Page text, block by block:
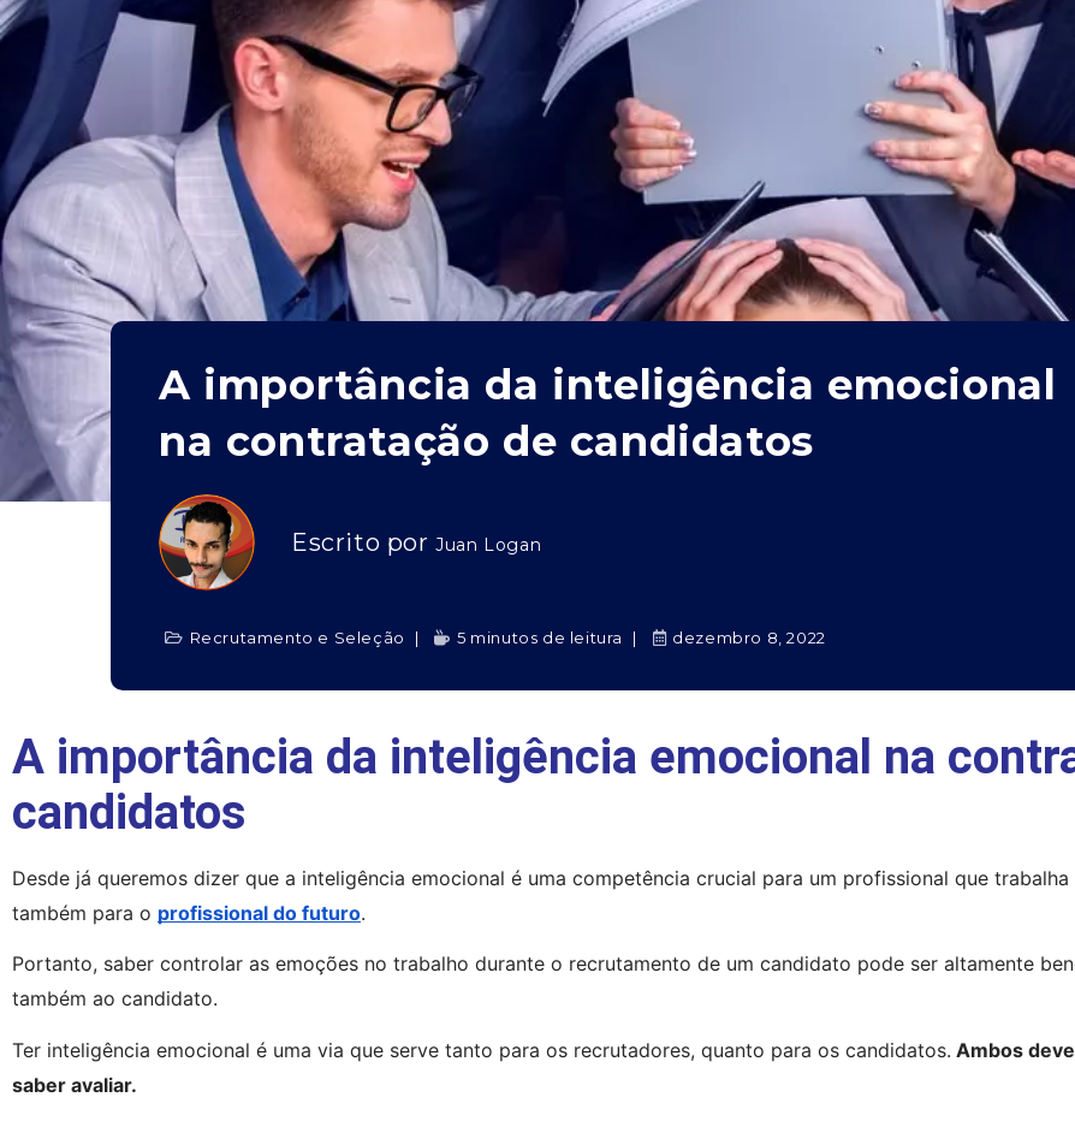
A importância da inteligência emocional
na contratação de candidatos
Escrito porJuan Logan
Recrutamento e Seleção 5 minutos de leitura dezembro 8, 2022
A importância da inteligência emocional na
candidatos
Desde já queremos dizer que a inteligência emocional é uma competência crucial para um profissional que
também para o profissional do futuro.
Portanto, saber controlar as emoções no trabalho durante o recrutamento de um candidato pode ser altamente
também ao candidato.
Ter inteligência emocional é uma via que serve tanto para os recrutadores, quanto para os candidatos. Ambos
saber avaliar.